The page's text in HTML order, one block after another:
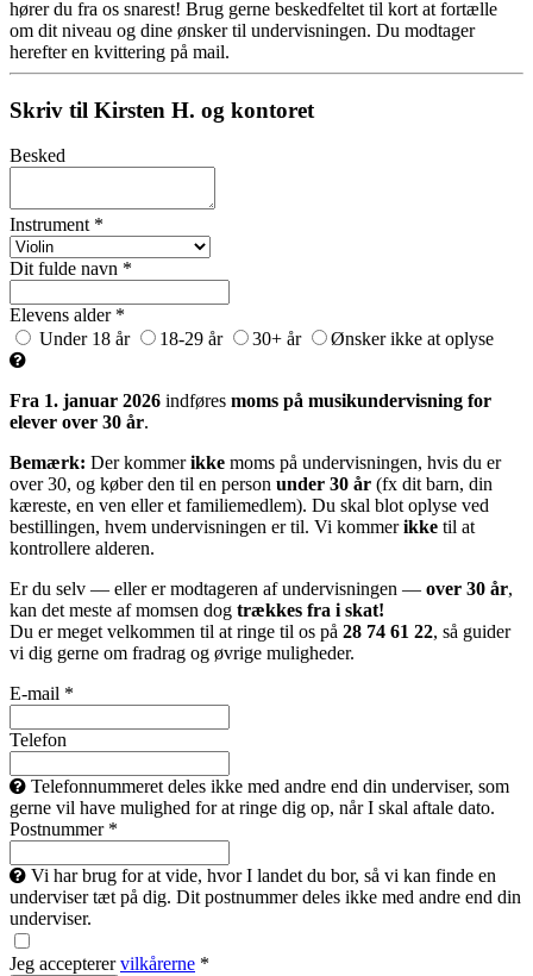
hører du fra os snarest! Brug gerne beskedfeltet til kort at fortælle
om dit niveau og dine ønsker til undervisningen. Du modtager
herefter en kvittering på mail.
Skriv til Kirsten H. og kontoret
Besked
Instrument *
Dit fulde navn *
Elevens alder *
Under 18 år
18-29 år 30+ år Ønsker ikke at oplyse
Fra 1. januar 2026 indføres moms på musikundervisning for
elever over 30 år.
Bemærk: Der kommerikke moms på undervisningen, hvis du er
over 30, og køber den til en person under 30 år (fx dit barn, din
kæreste, en ven eller et familiemedlem). Du skal blot oplyse ved
bestillingen, hvem undervisningen er til. Vi kommerikke til at
kontrollere alderen.
Er du selv — eller er modtageren af undervisningen — over 30 år,
kan det meste af momsen dog trækkes fra i skat!
Du er meget velkommen til at ringe til os på 28 74 61 22, så guider
vi dig gerne om fradrag og øvrige muligheder.
E-mail *
Telefon
Telefonnummeret deles ikke med andre end din underviser, som
gerne vil have mulighed for at ringe dig op, når I skal aftale dato.
Postnummer *
Vi har brug for at vide, hvor I landet du bor, så vi kan finde en
underviser tæt på dig. Dit postnummer deles ikke med andre end din
underviser.
Jeg accepterervilkårerne *